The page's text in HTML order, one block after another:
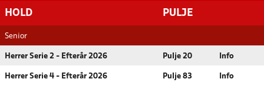
HOLD PULJE
Senior
Herrer Serie 2 - Efterår 2026 Pulje 20 Info
Herrer Serie 4 - Efterår 2026 Pulje 83 Info